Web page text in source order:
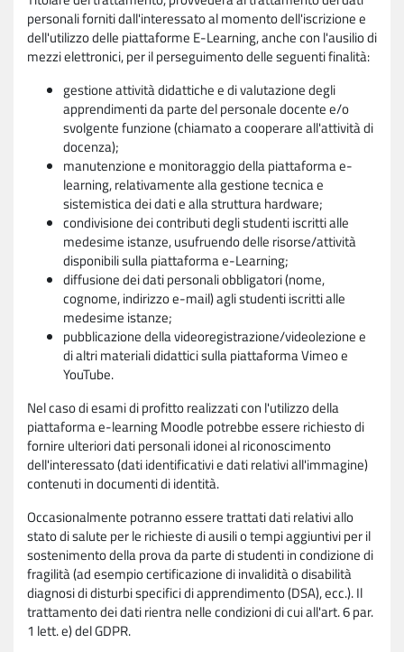
personali forniti dall'interessato al momento dell'iscrizione e
dell'utilizzo delle piattaforme E-Learning, anche con l'ausilio di
mezzi elettronici, per il perseguimento delle seguenti finalità:
gestione attività didattiche e di valutazione degli
apprendimenti da parte del personale docente e/o
svolgente funzione (chiamato a cooperare all'attività di
docenza);
manutenzione e monitoraggio della piattaforma e-
learning, relativamente alla gestione tecnica e
sistemistica dei dati e alla struttura hardware;
condivisione dei contributi degli studenti iscritti alle
medesime istanze, usufruendo delle risorse/attività
disponibili sulla piattaforma e-Learning;
diffusione dei dati personali obbligatori (nome,
cognome, indirizzo e-mail) agli studenti iscritti alle
medesime istanze;
pubblicazione della videoregistrazione/videolezione e
di altri materiali didattici sulla piattaforma Vimeo e
YouTube.
Nel caso di esami di profitto realizzati con l'utilizzo della
piattaforma e-learning Moodle potrebbe essere richiesto di
fornire ulteriori dati personali idonei al riconoscimento
dell'interessato (dati identificativi e dati relativi all'immagine)
contenuti in documenti di identità.
Occasionalmente potranno essere trattati dati relativi allo
stato di salute per le richieste di ausili o tempi aggiuntivi per il
sostenimento della prova da parte di studenti in condizione di
fragilità (ad esempio certificazione di invalidità o disabilità
diagnosi di disturbi specifici di apprendimento (DSA), ecc.). Il
trattamento dei dati rientra nelle condizioni di cui all'art. 6 par.
1 lett. e) del GDPR.